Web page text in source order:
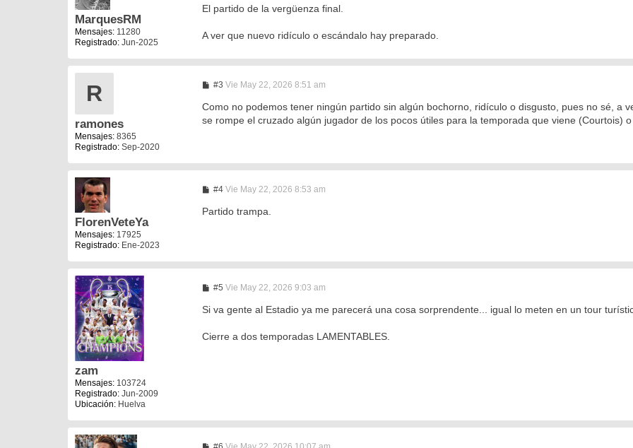
MarquesRM
Mensajes: 11280
Registrado: Jun-2025
n
j
El partido de la vergüenza final.
A ver que nuevo ridículo o escándalo hay preparado.
R
ramones
Mensajes: 8365
Registrado: Sep-2020
#3M
n
a
Vie May 22, 2026 8:51 am
Como no podemos tener ningún partido sin algún bochorno, ridículo o disgusto, pues no sé, a
se rompe el cruzado algún jugador de los pocos útiles para la temporada que viene (Courtois)
FlorenVeteYa
Mensajes: 17925
Registrado: Ene-2023
#4M
n
Vie May 22, 2026 8:53 am
Partido trampa.
zam
Mensajes: 103724
Registrado: Jun-2009
Ubicación: Huelva
#5M
n
j
Vie May 22, 2026 9:03 am
Si va gente al Estadio ya me parecerá una cosa sorprendente... igual lo meten en un tour
Cierre a dos temporadas LAMENTABLES.